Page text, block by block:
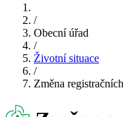
/
Obecní úřad
/
Životní situace
/
Změna